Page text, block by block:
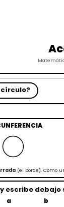
(el borde). Como
escribe debajo
a b